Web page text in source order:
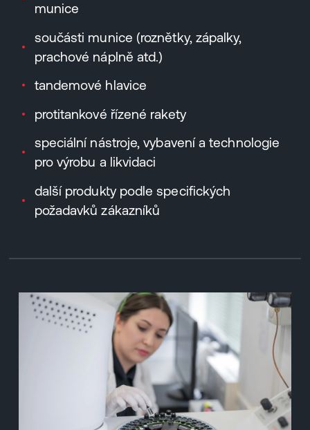
munice
součásti munice (roznětky, zápalky,
prachové náplně atd.)
tandemové hlavice
protitankové řízené rakety
speciální nástroje, vybavení a technologie
pro výrobu a likvidaci
další produkty podle specifických
požadavků zákazníků